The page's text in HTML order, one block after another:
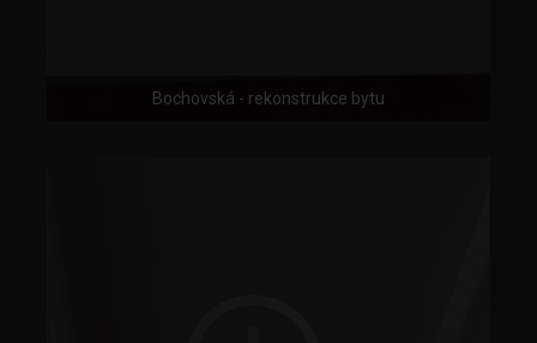
Bochovská - rekonstrukce bytu